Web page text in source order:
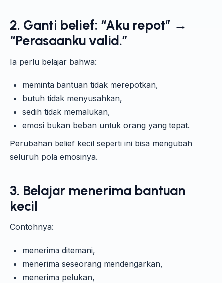
2. Ganti belief: “Aku repot” →
“Perasaanku valid.”
Ia perlu belajar bahwa:
meminta bantuan tidak merepotkan,
butuh tidak menyusahkan,
sedih tidak memalukan,
emosi bukan beban untuk orang yang tepat.
Perubahan belief kecil seperti ini bisa mengubah
seluruh pola emosinya.
3. Belajar menerima bantuan
kecil
Contohnya:
menerima ditemani,
menerima seseorang mendengarkan,
menerima pelukan,